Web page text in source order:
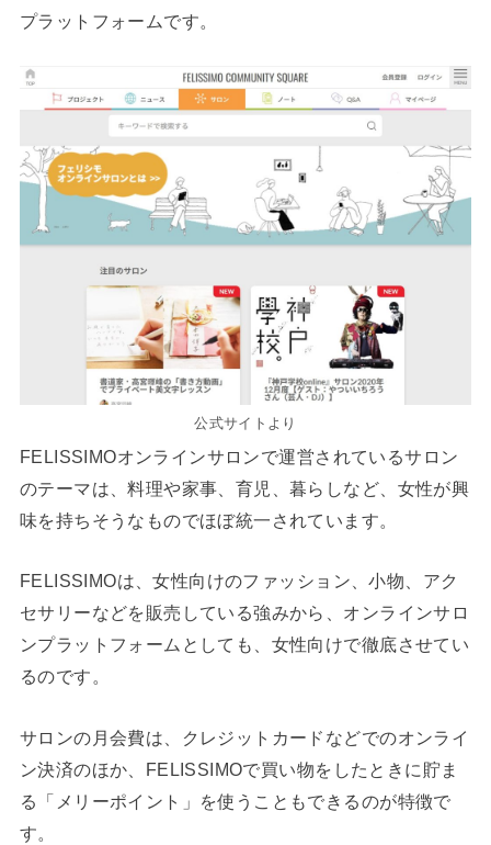
プラットフォームです。
公式サイトより
FELISSIMOオンラインサロンで運営されているサロン
のテーマは、料理や家事、育児、暮らしなど、女性が興
味を持ちそうなものでほぼ統一されています。
FELISSIMOは、女性向けのファッション、小物、アク
セサリーなどを販売している強みから、オンラインサロ
ンプラットフォームとしても、女性向けで徹底させてい
るのです。
サロンの月会費は、クレジットカードなどでのオンライ
ン決済のほか、FELISSIMOで買い物をしたときに貯ま
る「メリーポイント」を使うこともできるのが特徴で
す。